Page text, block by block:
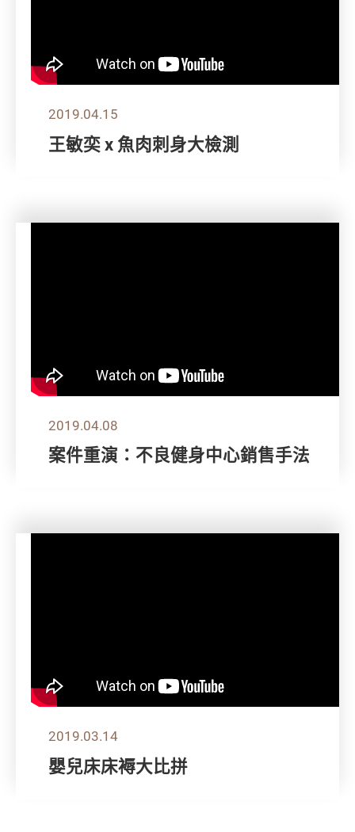
2019.04.15
王敏奕 x 魚肉刺身大檢測
2019.04.08
案件重演：不良健身中心銷售手法
2019.03.14
嬰兒床床褥大比拼